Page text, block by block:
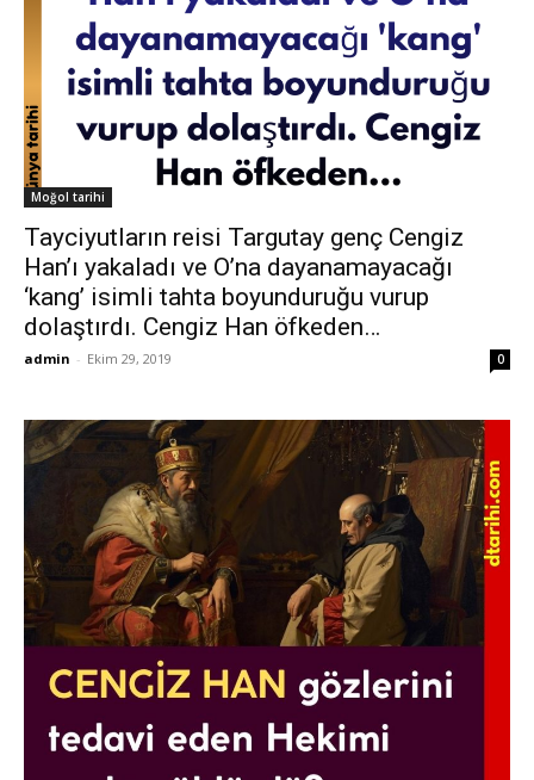
Moğol tarihi
Tayciyutların reisi Targutay genç Cengiz
Han’ı yakaladı ve O’na dayanamayacağı
‘kang’ isimli tahta boyunduruğu vurup
dolaştırdı. Cengiz Han öfkeden…
admin - Ekim 29, 2019 0